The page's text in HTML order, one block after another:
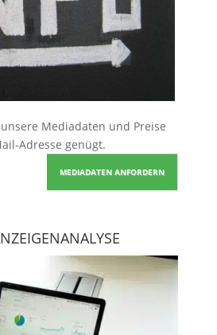
Mediadaten und Preise
Adresse genügt.
MEDIADATEN ANFORDERN